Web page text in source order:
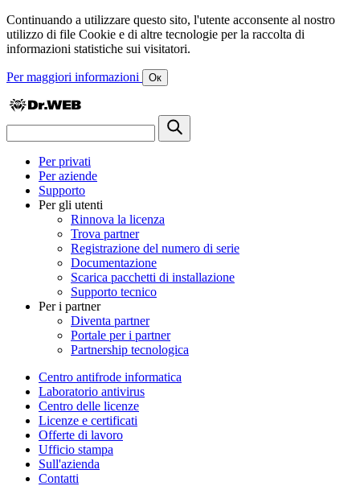
Continuando a utilizzare questo sito, l'utente acconsente al nostro
utilizzo di file Cookie e di altre tecnologie per la raccolta di
informazioni statistiche sui visitatori.
Per maggiori informazioni Ок
Per privati
Per aziende
Supporto
Per gli utenti
Rinnova la licenza
Trova partner
Registrazione del numero di serie
Documentazione
Scarica pacchetti di installazione
Supporto tecnico
Per i partner
Diventa partner
Portale per i partner
Partnership tecnologica
Centro antifrode informatica
Laboratorio antivirus
Centro delle licenze
Licenze e certificati
Offerte di lavoro
Ufficio stampa
Sull'azienda
Contatti